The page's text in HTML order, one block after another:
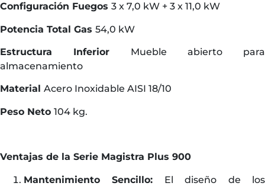
Configuración Fuegos 3 x 7,0 kW + 3 x 11,0 kW
Potencia Total Gas 54,0 kW
Estructura Inferior Mueble abierto para
almacenamiento
Material Acero Inoxidable AISI 18/10
Peso Neto 104 kg.
Ventajas de la Serie Magistra Plus 900
Mantenimiento Sencillo: El diseño de los